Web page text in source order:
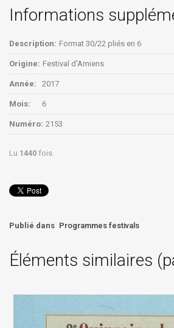
Informations
Description: Format 30/22 pliés en 6
Origine: Festival d'Amiens
Année: 2017
Mois: 6
Numéro: 2153
Lu 1440 fois
Publié dans Programmes festivals
Éléments similaires